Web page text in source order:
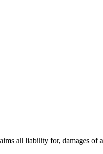
all liability for, damages of